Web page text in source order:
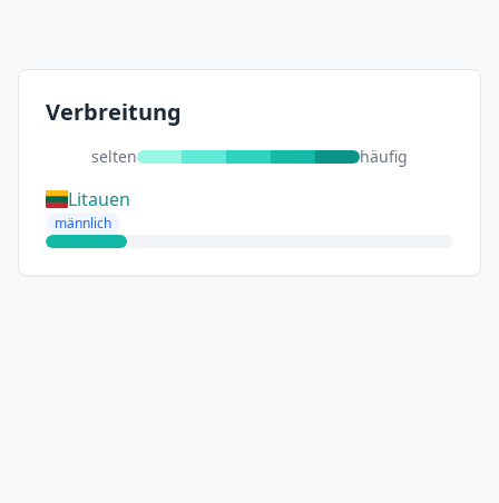
Verbreitung
selten häufig
Litauen
männlich